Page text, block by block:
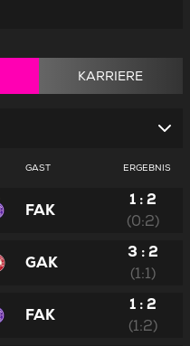
KARRIERE
GAST ERGEBNIS
FAK
1 : 2
(0:2)
GAK
3 : 2
(1:1)
FAK
1 : 2
(1:2)